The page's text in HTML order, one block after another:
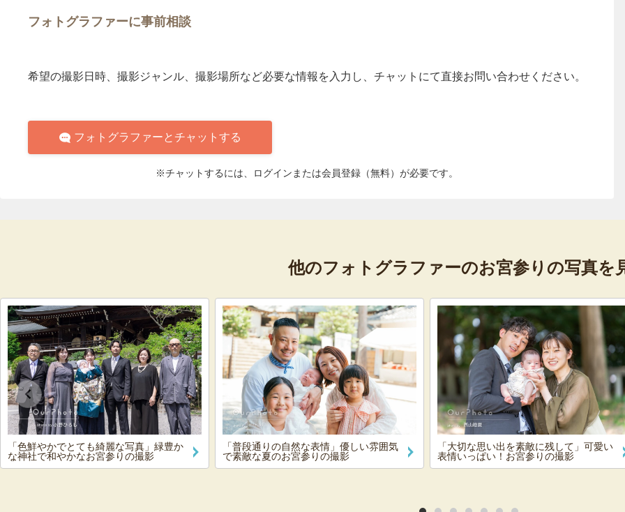
フォトグラファーに事前相談
希望の撮影日時、撮影ジャンル、撮影場所など必要な情報を入力し、チャットにて直接お問い合わせください。
フォトグラファーとチャットする
※チャットするには、ログインまたは会員登録（無料）が必要です。
他のフォトグラファーのお宮参りの写真を
「色鮮やかでとても綺麗な写真」緑豊か
な神社で和やかなお宮参りの撮影
「普段通りの自然な表情」優しい雰囲気
で素敵な夏のお宮参りの撮影
「大切な思い出を素敵に残して」可愛い
表情いっぱい！お宮参りの撮影